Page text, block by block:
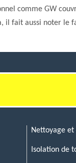
comme GW
il fait aussi noter le
Nettoyage
Isolation de